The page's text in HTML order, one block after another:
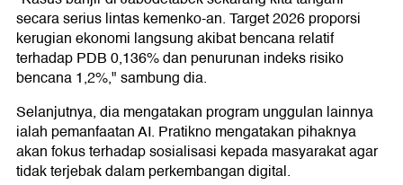
secara serius lintas kemenko-an. Target 2026 proporsi
kerugian ekonomi langsung akibat bencana relatif
terhadap PDB 0,136% dan penurunan indeks risiko
bencana 1,2%," sambung dia.
Selanjutnya, dia mengatakan program unggulan lainnya
ialah pemanfaatan AI. Pratikno mengatakan pihaknya
akan fokus terhadap sosialisasi kepada masyarakat agar
tidak terjebak dalam perkembangan digital.